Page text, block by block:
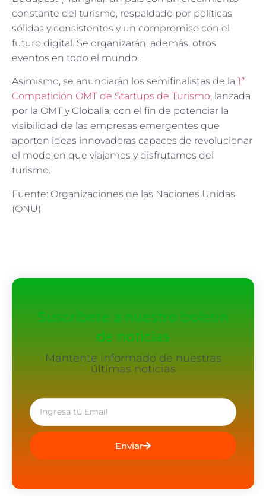
constante del turismo, respaldado por políticas
sólidas y consistentes y un compromiso con el
futuro digital. Se organizarán, además, otros
eventos en todo el mundo.
Asimismo, se anunciarán los semifinalistas de la 1ª
Competición OMT de Startups de Turismo, lanzada
por la OMT y Globalia, con el fin de potenciar la
visibilidad de las empresas emergentes que
aporten ideas innovadoras capaces de revolucionar
el modo en que viajamos y disfrutamos del
turismo.
Fuente: Organizaciones de las Naciones Unidas
(ONU)
Suscríbete a nuestro boletín
de noticias
Mantente informado de nuestras
últimas noticias
Enviar